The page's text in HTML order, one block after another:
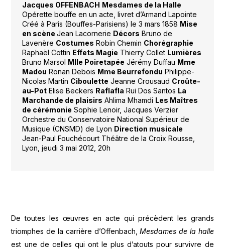
Jacques OFFENBACH Mesdames de la Halle
Opérette bouffe en un acte, livret d’Armand Lapointe
Créé à Paris (Bouffes-Parisiens) le 3 mars 1858 Mise
en scène Jean Lacornerie Décors Bruno de
Lavenère Costumes Robin Chemin Chorégraphie
Raphaël Cottin Effets Magie Thierry Collet Lumières
Bruno Marsol Mlle Poiretapée Jérémy Duffau Mme
Madou Ronan Debois Mme Beurrefondu Philippe-
Nicolas Martin Ciboulette Jeanne Crousaud Croûte-
au-PotElise Beckers Raflafla Rui Dos Santos La
Marchande de plaisirs Ahlima Mhamdi Les Maîtres
de cérémonie Sophie Lenoir, Jacques Verzier
Orchestre du Conservatoire National Supérieur de
Musique (CNSMD) de Lyon Direction musicale
Jean-Paul Fouchécourt Théâtre de la Croix Rousse,
Lyon, jeudi 3 mai 2012, 20h
De toutes les œuvres en acte qui précèdent les grands
triomphes de la carrière d’Offenbach,Mesdames de la halle
est une de celles qui ont le plus d’atouts pour survivre de